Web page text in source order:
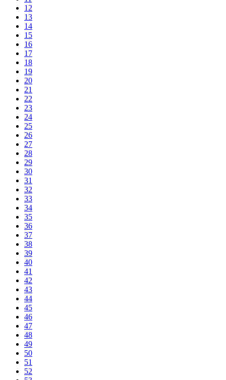
12
13
14
15
16
17
18
19
20
21
22
23
24
25
26
27
28
29
30
31
32
33
34
35
36
37
38
39
40
41
42
43
44
45
46
47
48
49
50
51
52